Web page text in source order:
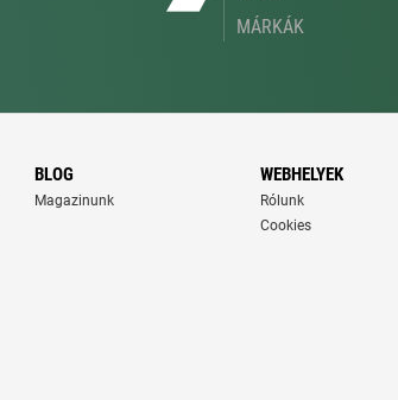
MÁRKÁK
BLOG
Magazinunk
WEBHELYEK
Rólunk
Cookies